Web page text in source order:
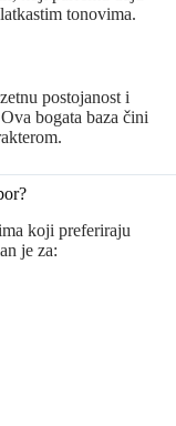
tonovima.
postojanost i
bogata baza čini
koji preferiraju
je za: